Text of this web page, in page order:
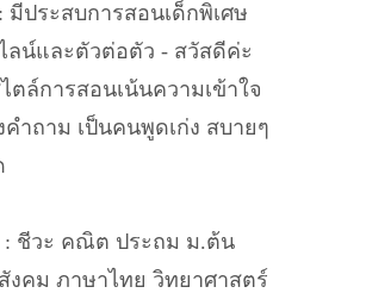
มีประสบการสอนเด็กพิเศษ
ลน์และตัวต่อตัว - สวัสดีค่ะ
ตล์การสอนเน้นความเข้าใจ
ำถาม เป็นคนพูดเก่ง สบายๆ
: ชีวะ คณิต ประถม ม.ต้น
งคม ภาษาไทย วิทยาศาสตร์